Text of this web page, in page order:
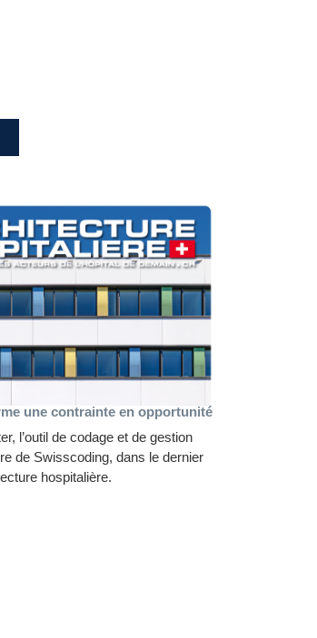
une contrainte en opportunité
l’outil de codage et de gestion
de Swisscoding, dans le dernier
hospitalière.